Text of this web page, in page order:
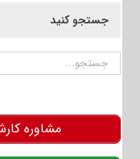
جستجو کنید
جستجو
مشاوره